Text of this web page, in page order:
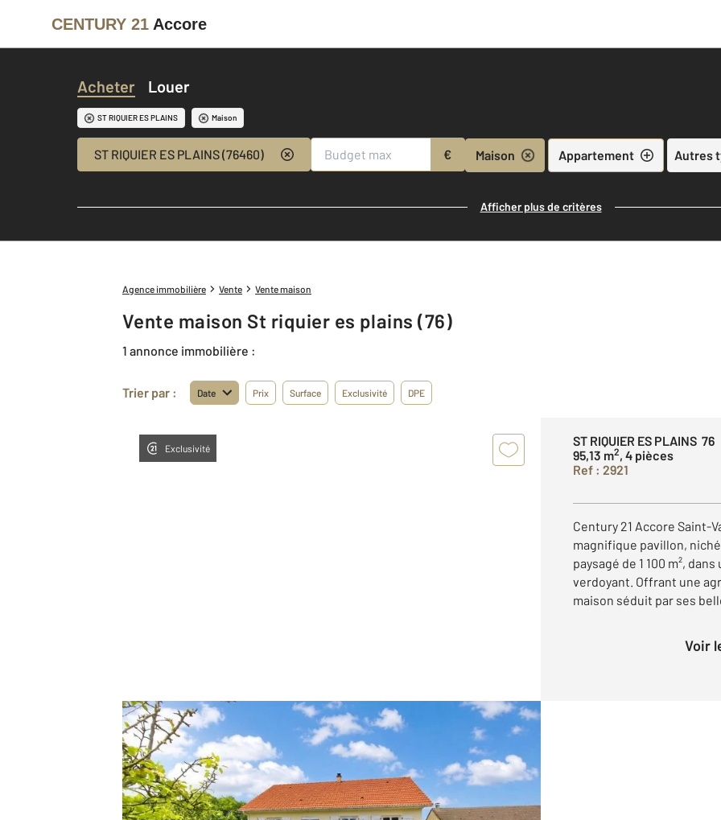
CENTURY 21 Accore
Acheter Louer
ST RIQUIER ES PLAINS Maison
ST RIQUIER ES PLAINS (76460) € Maison Appartement Autres
Afficher plus de critères
Agence immobilière Vente Vente maison
Vente maison St riquier es plains (76)
1 annonce immobilière :
Trier par : Date Prix Surface Exclusivité DPE
Exclusivité
ST RIQUIER ES PLAINS 76
95,13 m2, 4 pièces
Ref : 2921
Century 21 Accore Saint-
magnifique pavillon,
paysagé de 1 100 m²,
verdoyant. Offrant une
maison séduit par ses
Voir